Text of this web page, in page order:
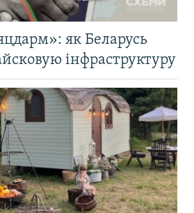
як Беларусь
інфраструктуру